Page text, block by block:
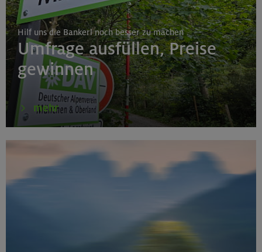
Hilf uns die Bankerl noch besser zu machen
Umfrage ausfüllen, Preise
gewinnen
mehr